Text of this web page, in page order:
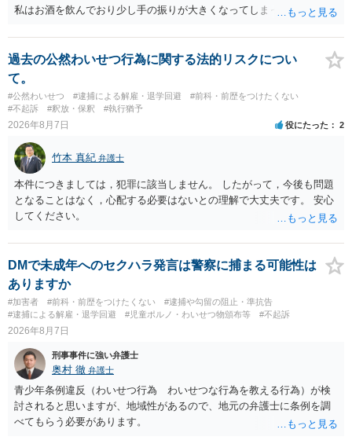
私はお酒を飲んでおり少し手の振りが大きくなってしまっていたこと
いた場合、故意だと判定されやすいのでしょうか？ お伺いする限り、
故意があると判断されることは無いかと思います。 ②逮捕、呼び出し
の可能性 この行為により、痴漢やその他の犯罪を犯したとして、逮
捕、呼び出しされる可能性はどれほどでしょうか？ 誤って当たってし
まっただけであり、さらにその場で女性等のアクションが無かったこ
とからすると、この後に呼び出される可能性は極めて低いと思いま
能性があると考えれば良いのでしょうか？ 逮捕や呼び出しの可能性は
極めて低いと思います。 連絡が来ることはないでしょう。
過去の公然わいせつ行為に関する法的リスクについ
て。
#公然わいせつ #逮捕による解雇・退学回避
#前科・前歴をつけたくない
#不起訴
#釈放・保釈 #執行猶予
2026年8月7日 役にたった 2
竹本 真紀 弁護士
本件につきましては，犯罪に該当しません。 したがって，今後も問題
となることはなく，心配する必要はないとの理解で大丈夫です。 安心
してください。
DMで未成年へのセクハラ発言は警察に捕まる可能性は
ありますか
#加害者 #前科・前歴をつけたくない
#逮捕や勾留の阻止・準抗告
#逮捕による解雇・退学回避
#児童ポルノ・わいせつ物頒布等 #不起訴
2026年8月7日
刑事事件に強い弁護士
奥村 徹 弁護士
青少年条例違反（わいせつ行為 わいせつな行為を教える行為）が検
討されると思いますが、地域性があるので、地元の弁護士に条例を調
べてもらう必要があります。